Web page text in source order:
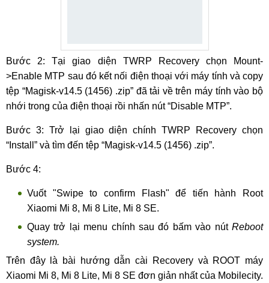
Bước 2: Tại giao diện TWRP Recovery chọn Mount-
>Enable MTP sau đó kết nối điện thoại với máy tính và copy
tệp “Magisk-v14.5 (1456) .zip” đã tải về trên máy tính vào bộ
nhới trong của điện thoại rồi nhấn nút “Disable MTP”.
Bước 3: Trở lại giao diện chính TWRP Recovery chọn
“Install” và tìm đến tệp “Magisk-v14.5 (1456) .zip”.
Bước 4:
Vuốt "Swipe to confirm Flash" để tiến hành Root
Xiaomi Mi 8, Mi 8 Lite, Mi 8 SE.
Quay trở lại menu chính sau đó bấm vào nút Reboot
system.
Trên đây là bài hướng dẫn cài Recovery và ROOT máy
Xiaomi Mi 8, Mi 8 Lite, Mi 8 SE đơn giản nhất của Mobilecity.